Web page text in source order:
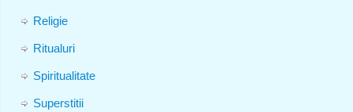
Religie
Ritualuri
Spiritualitate
Superstitii